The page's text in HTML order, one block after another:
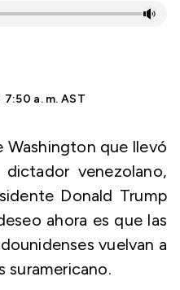
a. m. AST
Washington que llevó
venezolano,
Donald Trump
ahora es que las
vuelvan a
suramericano.